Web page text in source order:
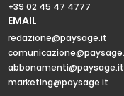
+39 02 45 47 4777
EMAIL
redazione@paysage.it
abbonamenti@paysage.it
marketing@paysage.it